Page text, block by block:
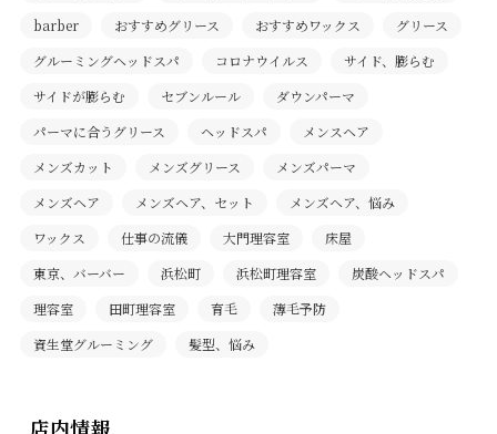
barber
おすすめグリース おすすめワックス
グリース
グルーミングヘッドスパ
コロナウイルス
サイド、膨らむ
サイドが膨らむ
セブンルール
ダウンパーマ
パーマに合うグリース
ヘッドスパ
メンスヘア
メンズカット
メンズグリース
メンズパーマ
メンズヘア
メンズヘア、セット
メンズヘア、悩み
ワックス
仕事の流儀 大門理容室
床屋
東京、バーバー
浜松町 浜松町理容室
炭酸ヘッドスパ
理容室
田町理容室 育毛
薄毛予防
資生堂グルーミング
髪型、悩み
店内情報